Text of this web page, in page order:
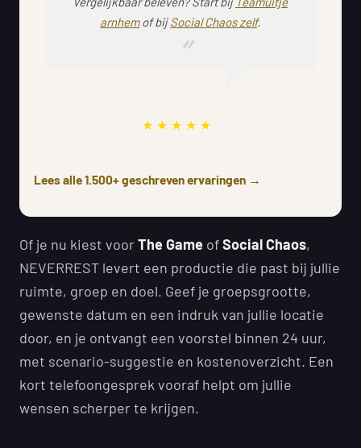
arnhemof bijSocial Chaos zelf.
Lees alle 1.500+ geschreven ervaringen →
Of je nu kiest voorThe Game ofSocial Chaos,
NEVERREST levert een productie die past bij jullie
ruimte, groep en doel. Geef je groepsgrootte,
gewenste datum en een indruk van jullie locatie
door, en je ontvangt een voorstel binnen 24 uur,
met scenario-suggestie en kostenoverzicht. Een
kort telefoongesprek vooraf helpt om jullie
wensen scherper te krijgen.